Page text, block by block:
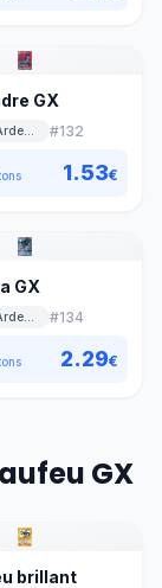
GX
#132
1.53€
GX
#134
2.29€
GX
brillant